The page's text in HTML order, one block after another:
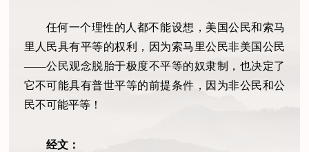
任何一个理性的人都不能设想，美国公民和索马
里人民具有平等的权利，因为索马里公民非美国公民
——公民观念脱胎于极度不平等的奴隶制，也决定了
它不可能具有普世平等的前提条件，因为非公民和公
民不可能平等！
经文：